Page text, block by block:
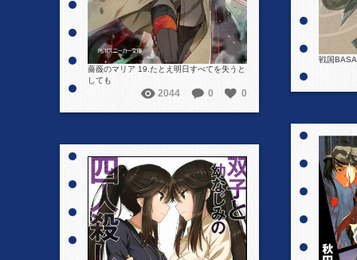
戦国
薔薇のマリア 19.たとえ明日すべてを失うと
しても
2044 0 0